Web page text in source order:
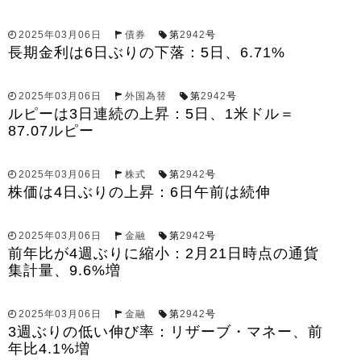
2025年03月06日 債券 第2942号
長期金利は6日ぶりの下落：5日、6.71%
2025年03月06日 外国為替 第2942号
ルピーは3日連続の上昇：5日、1米ドル＝
87.07ルピー
2025年03月06日 株式 第2942号
株価は4日ぶりの上昇：6日午前は続伸
2025年03月06日 金融 第2942号
前年比が4週ぶりに縮小：2月21日時点の通貨
集計量、9.6%増
2025年03月06日 金融 第2942号
3週ぶりの低い伸び率：リザーブ・マネー、前
年比4.1%増